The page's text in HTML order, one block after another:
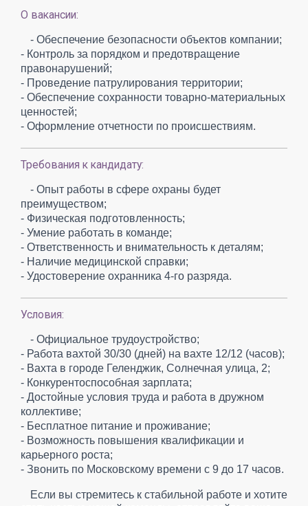
О вакансии:
- Обеспечение безопасности объектов компании;
- Контроль за порядком и предотвращение
правонарушений;
- Проведение патрулирования территории;
- Обеспечение сохранности товарно-материальных
ценностей;
- Оформление отчетности по происшествиям.
Требования к кандидату:
- Опыт работы в сфере охраны будет
преимуществом;
- Физическая подготовленность;
- Умение работать в команде;
- Ответственность и внимательность к деталям;
- Наличие медицинской справки;
- Удостоверение охранника 4-го разряда.
Условия:
- Официальное трудоустройство;
- Работа вахтой 30/30 (дней) на вахте 12/12 (часов);
- Вахта в городе Геленджик, Солнечная улица, 2;
- Конкурентоспособная зарплата;
- Достойные условия труда и работа в дружном
коллективе;
- Бесплатное питание и проживание;
- Возможность повышения квалификации и
карьерного роста;
- Звонить по Московскому времени с 9 до 17 часов.
Если вы стремитесь к стабильной работе и хотите